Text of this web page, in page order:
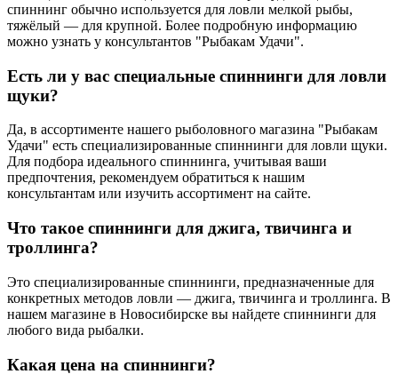
спиннинг обычно используется для ловли мелкой рыбы,
тяжёлый — для крупной. Более подробную информацию
можно узнать у консультантов "Рыбакам Удачи".
Есть ли у вас специальные спиннинги для ловли
щуки?
Да, в ассортименте нашего рыболовного магазина "Рыбакам
Удачи" есть специализированные спиннинги для ловли щуки.
Для подбора идеального спиннинга, учитывая ваши
предпочтения, рекомендуем обратиться к нашим
консультантам или изучить ассортимент на сайте.
Что такое спиннинги для джига, твичинга и
троллинга?
Это специализированные спиннинги, предназначенные для
конкретных методов ловли — джига, твичинга и троллинга. В
нашем магазине в Новосибирске вы найдете спиннинги для
любого вида рыбалки.
Какая цена на спиннинги?